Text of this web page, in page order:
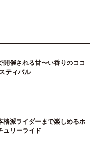
開催される甘〜い香りのココ
ティバル
格派ライダーまで楽しめるホ
ュリーライド